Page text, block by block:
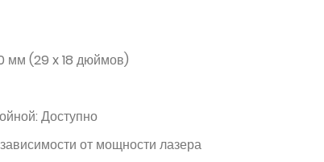
мм (29 x 18 дюймов)
Доступно
от мощности лазера